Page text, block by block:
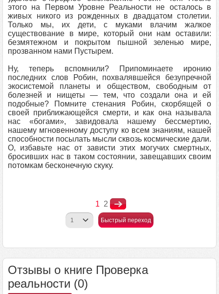
этого на Первом Уровне Реальности не осталось в
живых никого из рожденных в двадцатом столетии.
Только мы, их дети, с муками влачим жалкое
существование в мире, который они нам оставили:
безмятежном и покрытом пышной зеленью мире,
прозванном нами Пустырем.
Ну, теперь вспомнили? Припоминаете иронию
последних слов Робин, похвалявшейся безупречной
экосистемой планеты и обществом, свободным от
болезней и нищеты — тем, что создали она и ей
подобные? Помните стенания Робин, скорбящей о
своей приближающейся смерти, и как она называла
нас «богами», завидовала нашему бессмертию,
нашему мгновенному доступу ко всем знаниям, нашей
способности посылать мысли сквозь космические дали.
О, избавьте нас от зависти этих могучих смертных,
бросивших нас в таком состоянии, завещавших своим
потомкам бесконечную скуку.
1 2
Быстрый переход
Отзывы о книге Проверка
реальности (0)